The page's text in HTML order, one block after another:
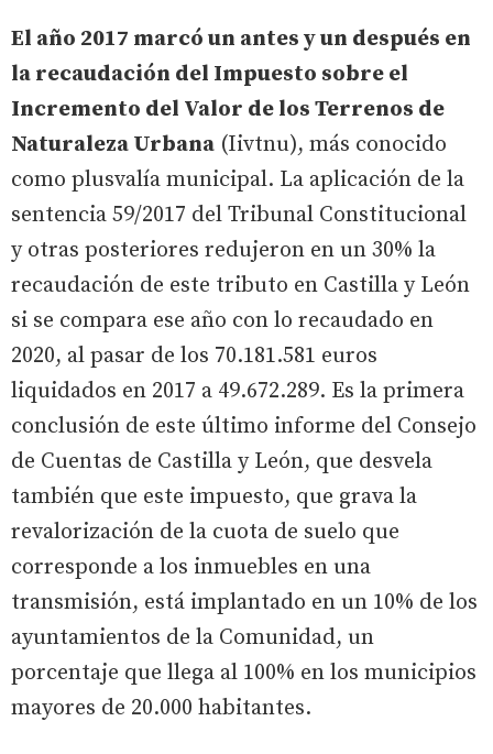
El año 2017 marcó un antes y un después en
la recaudación del Impuesto sobre el
Incremento del Valor de los Terrenos de
Naturaleza Urbana (Iivtnu), más conocido
como plusvalía municipal. La aplicación de la
sentencia 59/2017 del Tribunal Constitucional
y otras posteriores redujeron en un 30% la
recaudación de este tributo en Castilla y León
si se compara ese año con lo recaudado en
2020, al pasar de los 70.181.581 euros
liquidados en 2017 a 49.672.289. Es la primera
conclusión de este último informe del Consejo
de Cuentas de Castilla y León, que desvela
también que este impuesto, que grava la
revalorización de la cuota de suelo que
corresponde a los inmuebles en una
transmisión, está implantado en un 10% de los
ayuntamientos de la Comunidad, un
porcentaje que llega al 100% en los municipios
mayores de 20.000 habitantes.